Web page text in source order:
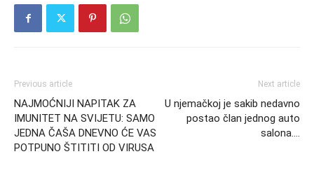
Previous article
NAJMOĆNIJI NAPITAK ZA
IMUNITET NA SVIJETU: SAMO
JEDNA ČAŠA DNEVNO ĆE VAS
POTPUNO ŠTITITI OD VIRUSA
Next article
U njemačkoj je sakib nedavno
postao član jednog auto
salona….